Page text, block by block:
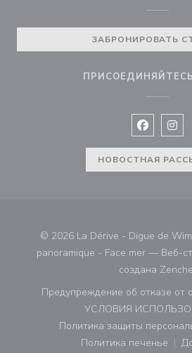
ЗАБРОНИРОВАТЬ
НОВОСТНАЯ
© 2026 La Dérive - Digue de
panoramique - Face mer — Веб-
создана
Предупреждение об отказе от
УСЛОВИЯ
Политика защиты
Политика печенье